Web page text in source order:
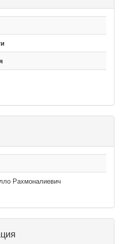
Рахмоналиевич